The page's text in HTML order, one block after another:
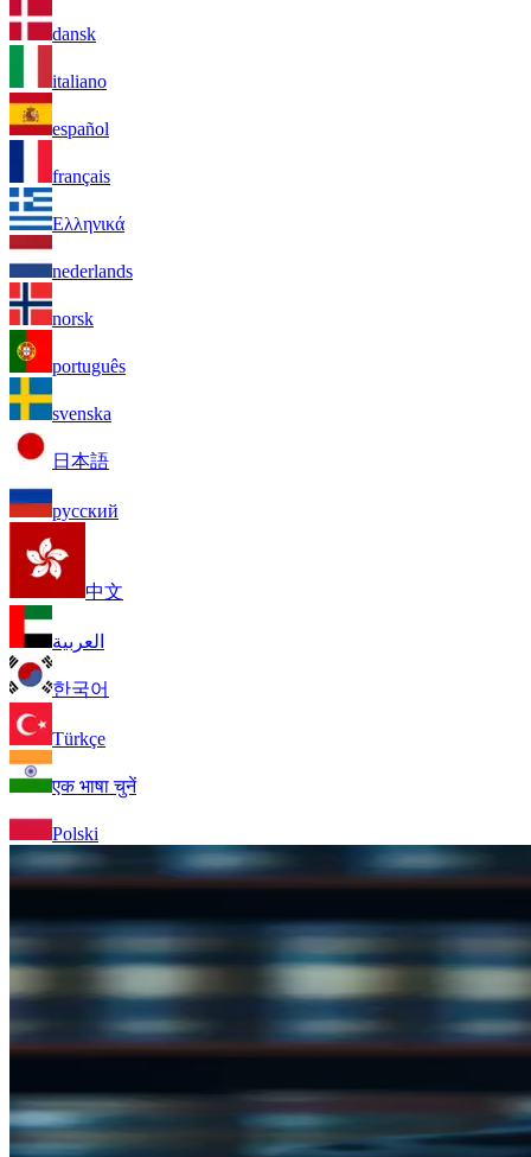
dansk
italiano
español
français
Ελληνικά
nederlands
norsk
português
svenska
日本語
русский
中文
العربية
한국어
Türkçe
एक भाषा चुनें
Polski